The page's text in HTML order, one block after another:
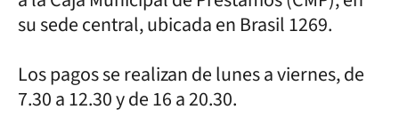
su sede central, ubicada en Brasil 1269.
Los pagos se realizan de lunes a viernes, de
7.30 a 12.30 y de 16 a 20.30.